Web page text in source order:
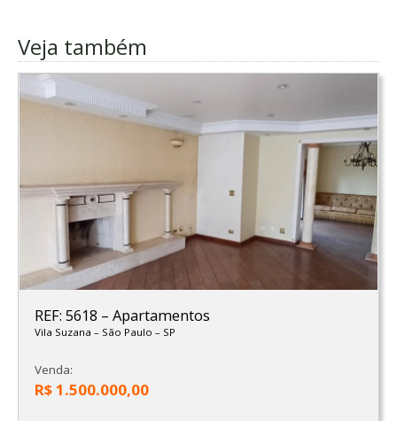
Veja também
REF: 5618 – Apartamentos
Vila Suzana – São Paulo – SP
Venda:
R$ 1.500.000,00